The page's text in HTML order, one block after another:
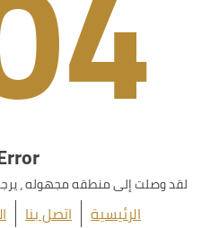
لقد وصلت إلى منطقه مجهوله ، يرجى
الرئيسية اتصل بنا